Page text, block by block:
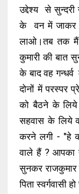
उद्देश्य से
के वन में जाकर
लाओ।तब तक मैं
कुमारी की बात
के बाद वह
दोनों में परस्पर
को बैठने के लिये
सहवास के लिये
करने लगी - "हे
वाले हैं ? आपका
सुनकर राजकुमार
पिता